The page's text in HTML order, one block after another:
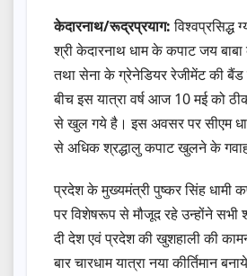
केदारनाथ/रूद्रप्रयाग:विश्वप्रसिद्ध
श्री केदारनाथ धाम के कपाट जय
तथा सेना के ग्रेनेडियर रेजीमेंट की
बीच इस यात्रा वर्ष आज 10 मई को
से खुल गये है। इस अवसर पर सीएम
से अधिक श्रद्धालु कपाट खुलने के
प्रदेश के मुख्यमंत्री पुष्कर सिंह
पर विशेषरूप से मौजूद रहे उन्होंने सभी
दी देश‌ एवं प्रदेश की खुशहाली की
बार चारधाम यात्रा नया कीर्तिमान